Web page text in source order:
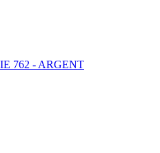
762 - ARGENT